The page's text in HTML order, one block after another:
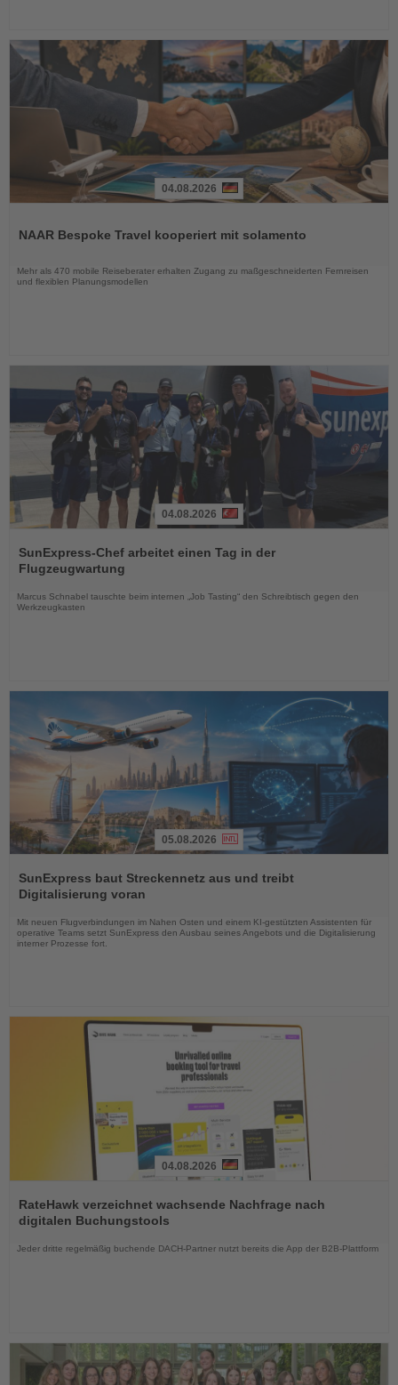
die
04.08.2026
NAAR Bespoke Travel kooperiert mit solamento
Mehr als 470 mobile Reiseberater erhalten Zugang zu maßgeschneiderten Fernreisen
und flexiblen Planungsmodellen
Sie
die
Nachrichten
04.08.2026
SunExpress-Chef arbeitet einen Tag in der
Flugzeugwartung
Marcus Schnabel tauschte beim internen „Job Tasting“ den Schreibtisch gegen den
Werkzeugkasten
Sie
die
Nachrichten
05.08.2026
SunExpress baut Streckennetz aus und treibt
Digitalisierung voran
Mit neuen Flugverbindungen im Nahen Osten und einem KI-gestützten Assistenten für
operative Teams setzt SunExpress den Ausbau seines Angebots und die Digitalisierung
interner Prozesse fort.
Sie
die
Nachrichten
04.08.2026
RateHawk verzeichnet wachsende Nachfrage nach
digitalen Buchungstools
Jeder dritte regelmäßig buchende DACH-Partner nutzt bereits die App der B2B-Plattform